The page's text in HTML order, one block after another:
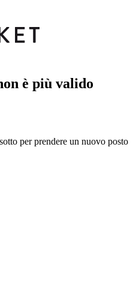
è più valido
per prendere un nuovo posto